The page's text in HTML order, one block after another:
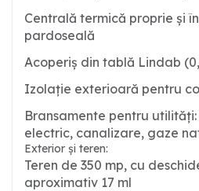
Centrală termică proprie și
pardoseală
Acoperiș din tablă Lindab
Izolație exterioară pentru
Bransamente pentru
electric, canalizare, gaze
Exterior și teren:
Teren de 350 mp, cu
aproximativ 17 ml